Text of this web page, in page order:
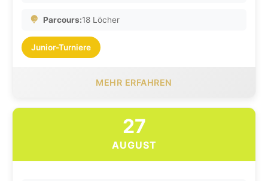
Parcours:18 Löcher
Junior-Turniere
MEHR ERFAHREN
27
AUGUST